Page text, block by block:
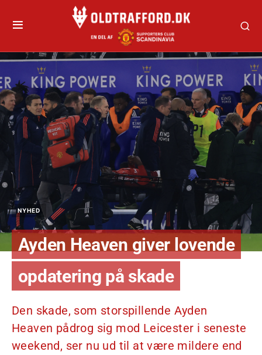
NYHED
Ayden Heaven giver lovende
opdatering på skade
Den skade, som storspillende Ayden
Heaven pådrog sig mod Leicester i seneste
weekend, ser nu ud til at være mildere end